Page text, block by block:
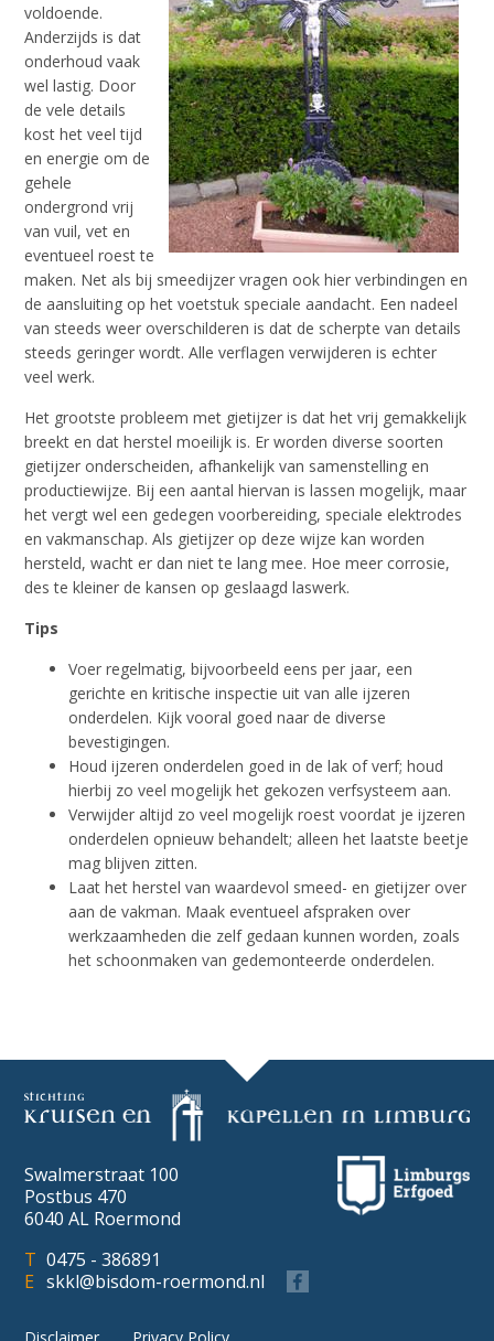
voldoende.
Anderzijds is dat
onderhoud vaak
wel lastig. Door
de vele details
kost het veel tijd
en energie om de
gehele
ondergrond vrij
van vuil, vet en
eventueel roest te
maken. Net als bij smeedijzer vragen ook hier verbindingen en
de aansluiting op het voetstuk speciale aandacht. Een nadeel
van steeds weer overschilderen is dat de scherpte van details
steeds geringer wordt. Alle verflagen verwijderen is echter
veel werk.
Het grootste probleem met gietijzer is dat het vrij gemakkelijk
breekt en dat herstel moeilijk is. Er worden diverse soorten
gietijzer onderscheiden, afhankelijk van samenstelling en
productiewijze. Bij een aantal hiervan is lassen mogelijk, maar
het vergt wel een gedegen voorbereiding, speciale elektrodes
en vakmanschap. Als gietijzer op deze wijze kan worden
hersteld, wacht er dan niet te lang mee. Hoe meer corrosie,
des te kleiner de kansen op geslaagd laswerk.
Tips
Voer regelmatig, bijvoorbeeld eens per jaar, een
gerichte en kritische inspectie uit van alle ijzeren
onderdelen. Kijk vooral goed naar de diverse
bevestigingen.
Houd ijzeren onderdelen goed in de lak of verf; houd
hierbij zo veel mogelijk het gekozen verfsysteem aan.
Verwijder altijd zo veel mogelijk roest voordat je ijzeren
onderdelen opnieuw behandelt; alleen het laatste beetje
mag blijven zitten.
Laat het herstel van waardevol smeed- en gietijzer over
aan de vakman. Maak eventueel afspraken over
werkzaamheden die zelf gedaan kunnen worden, zoals
het schoonmaken van gedemonteerde onderdelen.
Swalmerstraat 100
Postbus 470
6040 AL Roermond
0475 - 386891
skkl@bisdom-roermond.nl